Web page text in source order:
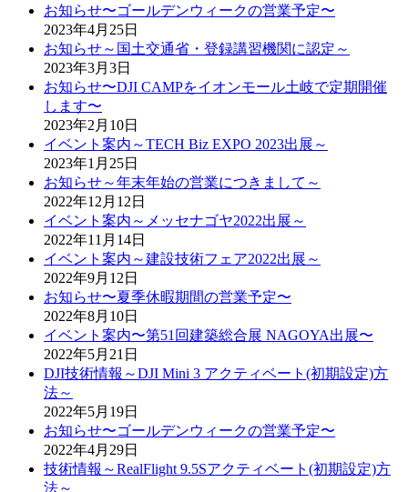
お知らせ〜ゴールデンウィークの営業予定〜
2023年4月25日
お知らせ～国土交通省・登録講習機関に認定～
2023年3月3日
お知らせ〜DJI CAMPをイオンモール土岐で定期開催
します〜
2023年2月10日
イベント案内～TECH Biz EXPO 2023出展～
2023年1月25日
お知らせ～年末年始の営業につきまして～
2022年12月12日
イベント案内～メッセナゴヤ2022出展～
2022年11月14日
イベント案内～建設技術フェア2022出展～
2022年9月12日
お知らせ〜夏季休暇期間の営業予定〜
2022年8月10日
イベント案内〜第51回建築総合展 NAGOYA出展〜
2022年5月21日
DJI技術情報～DJI Mini 3 アクティベート(初期設定)方
法～
2022年5月19日
お知らせ〜ゴールデンウィークの営業予定〜
2022年4月29日
技術情報～RealFlight 9.5Sアクティベート(初期設定)方
法～